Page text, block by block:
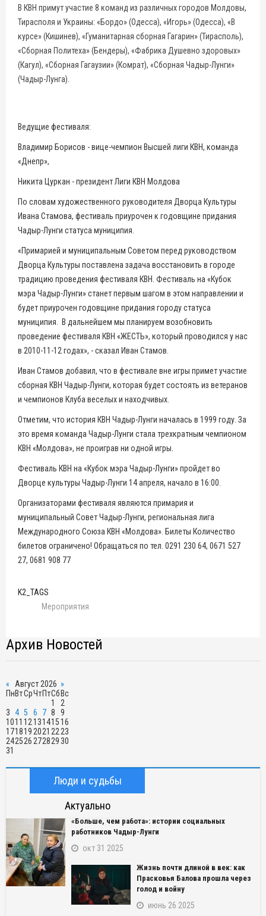
В КВН примут участие 8 команд из различных городов Молдовы,
Тирасполя и Украины: «Бордо» (Одесса), «Игорь» (Одесса), «В
курсе» (Кишинев), «Гуманитарная сборная Гагарин» (Тирасполь),
«Сборная Политеха» (Бендеры), «Фабрика Душевно здоровых»
(Кагул), «Сборная Гагаузии» (Комрат), «Сборная Чадыр-Лунги»
(Чадыр-Лунга).
Ведущие фестиваля:
Владимир Борисов - вице-чемпион Высшей лиги КВН, команда
«Днепр»,
Никита Цуркан - президент Лиги КВН Молдова
По словам художественного руководителя Дворца Культуры
Ивана Стамова, фестиваль приурочен к годовщине придания
Чадыр-Лунги статуса муниципия.
«Примарией и муниципальным Советом перед руководством
Дворца Культуры поставлена задача восстановить в городе
традицию проведения фестиваля КВН. Фестиваль на «Кубок
мэра Чадыр-Лунги» станет первым шагом в этом направлении и
будет приурочен годовщине придания городу статуса
муниципия. В дальнейшем мы планируем возобновить
проведение фестиваля КВН «ЖЕСТЬ», который проводился у нас
в 2010-11-12 годах», - сказал Иван Стамов.
Иван Стамов добавил, что в фестивале вне игры примет участие
сборная КВН Чадыр-Лунги, которая будет состоять из ветеранов
и чемпионов Клуба веселых и находчивых.
Отметим, что история КВН Чадыр-Лунги началась в 1999 году. За
это время команда Чадыр-Лунги стала трехкратным чемпионом
КВН «Молдова», не проиграв ни одной игры.
Фестиваль КВН на «Кубок мэра Чадыр-Лунги» пройдет во
Дворце культуры Чадыр-Лунги 14 апреля, начало в 16:00.
Организаторами фестиваля являются примария и
муниципальный Совет Чадыр-Лунги, региональная лига
Международного Союза КВН «Молдова». Билеты Количество
билетов ограничено! Обращаться по тел. 0291 230 64, 0671 527
27, 0681 908 77
K2_TAGS
Мероприятия
Архив Новостей
« Август 2026 »
ПнВтСрЧтПтСб Вс
1
2
3 4 5 6 7 8
9
1011 1213141516
1718192021 2223
24252627282930
31
Люди и судьбы
Актуально
«Больше, чем работа»: истории социальных
работников Чадыр-Лунги
окт 31 2025
Жизнь почти длиной в век: как
Прасковья Балова прошла через
голод и войну
июнь 26 2025